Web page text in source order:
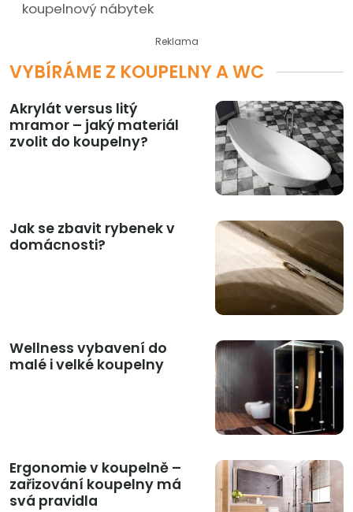
koupelnový nábytek
Reklama
VYBÍRÁME Z KOUPELNY A WC
Akrylát versus litý
mramor – jaký materiál
zvolit do koupelny?
Jak se zbavit rybenek v
domácnosti?
Wellness vybavení do
malé i velké koupelny
Ergonomie v koupelně –
zařizování koupelny má
svá pravidla